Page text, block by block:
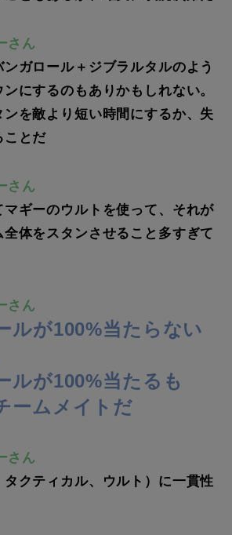
さん
ガロール＋ジブラルタルのよう
にするのもありかもしれない。
を敵より短い時間にするか、失
ことだ
さん
ギーのウルトを使って、それが
体をスタンさせること多すぎて
さん
ルが100%当たらない
ルが100%当たるも
ームメイトだ
さん
クティカル、ウルト）に一貫性